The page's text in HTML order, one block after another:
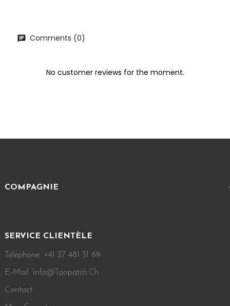
Comments (0)
No customer reviews for the moment.
COMPAGNIE
SERVICE CLIENTÈLE
Téléphone: +41 27 481 31 69
E-Mail: Info@taopatch.ch
Contact